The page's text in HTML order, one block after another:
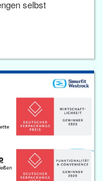
selbst